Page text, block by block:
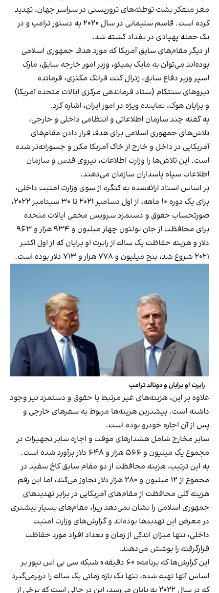
مغز متفکر پشت توطئه‌های تروریستی در سراسر جهان، تهدید
کرده است. قاسم سلیمانی در سال ۲۰۲۰ به دستور ترامپ و در
یک حمله پهپادی در بغداد کشته شد.
از دیگر مقام‌های سابق آمریکا که مورد هدف جمهوری اسلامی
بوده‌اند می‌توان به مایک پمپئو، وزیر امور خارجه سابق، مارک
اسپر وزیر دفاع سابق، ژنرال کنت فرانک مکنزی، فرمانده
نیروهای سنتکام (ستاد فرماندهی مرکزی ایالات متحده آمریکا)
و برایان هوک، نماینده ویژه در امور ایران، اشاره کرد.
به گفته چند سازمان اطلاعاتی و انتظامی داخلی و خارجی،
تلاش‌های جمهوری اسلامی برای هدف قرار دادن مقام‌های
آمریکایی در داخل و خارج از خاک آمریکا مکرر و جسورانه‌تر شده
است. این تلاش‌ها را وزارت اطلاعات، نیروی قدس و سازمان
اطلاعات سپاه پاسداران سازمان می‌دهند.
بر اساس اسناد ارائه‌شده به کنگره از سوی وزارت امنیت داخلی،
برای یک دوره ۱۰ ماهه، از اول دسامبر ۲۰۲۱ تا ۳۰ سپتامبر ۲۰۲۲،
صورتحساب حقوق و دستمزد سرویس مخفی ایالات متحده
برای محافظت از جان بولتون چهار میلیون و ۹۳۴ هزار و ۹۶۳
دلار و هزینه حفاظت یک ساله از رابرت او برایان که از اول اکتبر
۲۰۲۱ شروع شد، پنج میلیون و ۷۷۸ هزار و ۷۱۳ دلار بوده است.
رابرت او برایان و دونالد ترامپ
علاوه بر این، هزینه‌های غیر مرتبط با حقوق و دستمزد نیز وجود
داشته است. بیشترین هزینه‌ها مربوط به سفرهای خارجی و
پس از آن اجاره خودرو بوده است.
سایر مخارج شامل هشدارهای موقت و اجاره سایر تجهیزات در
مجموع یک میلیون و ۵۶۶ هزار و ۶۴۸ دلار برآورد شده است.
به این ترتیب، هزینه محافظت از دو مقام سابق کاخ سفید در
مجموع از ۱۲ میلیون و ۲۸۰ هزار دلار تجاوز می‌کند، اما این رقم
هزینه کلی محافظت از مقام‌های آمریکایی در برابر تهدیدهای
جمهوری اسلامی را نشان نمی‌دهد زیرا، مقام‌های بسیار بیشتری
در معرض این تهدیدها بوده‌اند و گزارش‌های وزارت امنیت
داخلی، تنها میزان اندکی از زمان و تعداد افراد مورد حفاظت
قرار‌گرفته را پوشش می‌دهند.
این گزارش‌ها که برنامه« ۶۰ دقیقه» شبکه سی بی اس نیوز بر
اساس آنها تهیه شده، تنها یک بازه زمانی یک ساله را دربرمی‌گیرد
که در سال ۲۰۲۲ به پایان می‌رسد، این در حالی است که برخی از